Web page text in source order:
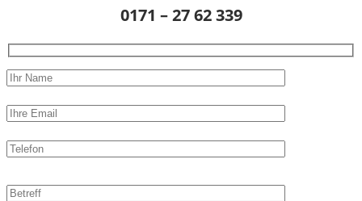
0171 – 27 62 339